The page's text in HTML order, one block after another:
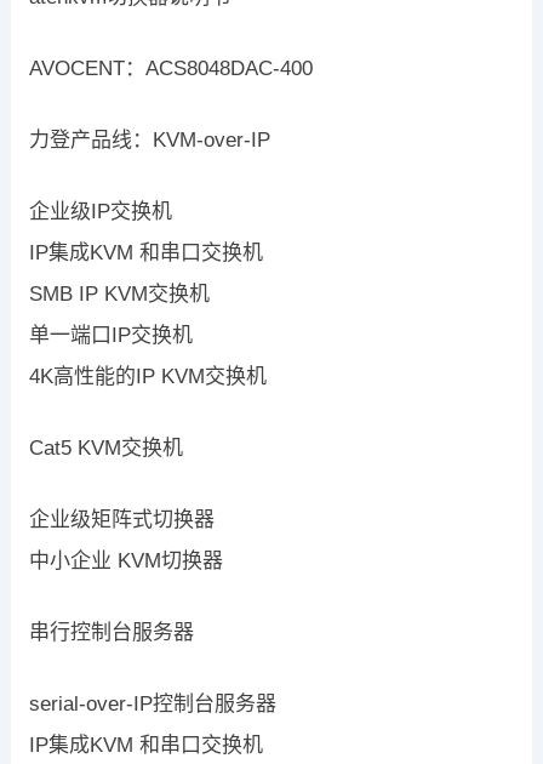
AVOCENT：ACS8048DAC-400
力登产品线：KVM-over-IP
企业级IP交换机
IP集成KVM 和串口交换机
SMB IP KVM交换机
单一端口IP交换机
4K高性能的IP KVM交换机
Cat5 KVM交换机
企业级矩阵式切换器
中小企业 KVM切换器
串行控制台服务器
serial-over-IP控制台服务器
IP集成KVM 和串口交换机